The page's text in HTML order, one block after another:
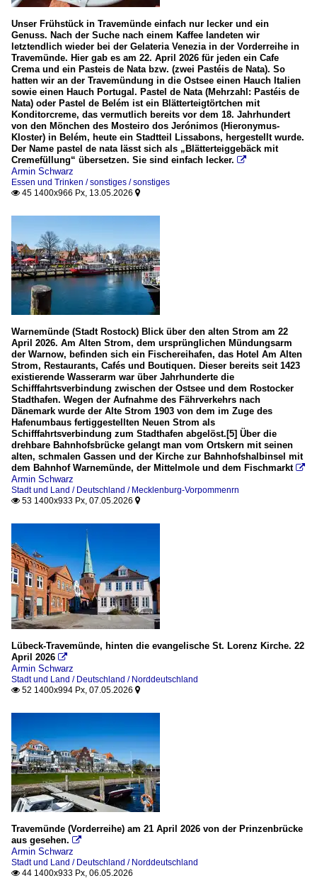
Unser Frühstück in Travemünde einfach nur lecker und ein
Genuss. Nach der Suche nach einem Kaffee landeten wir
letztendlich wieder bei der Gelateria Venezia in der Vorderreihe in
Travemünde. Hier gab es am 22. April 2026 für jeden ein Cafe
Crema und ein Pasteis de Nata bzw. (zwei Pastéis de Nata). So
hatten wir an der Travemündung in die Ostsee einen Hauch Italien
sowie einen Hauch Portugal. Pastel de Nata (Mehrzahl: Pastéis de
Nata) oder Pastel de Belém ist ein Blätterteigtörtchen mit
Konditorcreme, das vermutlich bereits vor dem 18. Jahrhundert
von den Mönchen des Mosteiro dos Jerónimos (Hieronymus-
Kloster) in Belém, heute ein Stadtteil Lissabons, hergestellt wurde.
Der Name pastel de nata lässt sich als „Blätterteiggebäck mit
Cremefüllung“ übersetzen. Sie sind einfach lecker. 
Armin Schwarz
Essen und Trinken / sonstiges / sonstiges
 45 1400x966 Px, 13.05.2026 
Warnemünde (Stadt Rostock) Blick über den alten Strom am 22
April 2026. Am Alten Strom, dem ursprünglichen Mündungsarm
der Warnow, befinden sich ein Fischereihafen, das Hotel Am Alten
Strom, Restaurants, Cafés und Boutiquen. Dieser bereits seit 1423
existierende Wasserarm war über Jahrhunderte die
Schifffahrtsverbindung zwischen der Ostsee und dem Rostocker
Stadthafen. Wegen der Aufnahme des Fährverkehrs nach
Dänemark wurde der Alte Strom 1903 von dem im Zuge des
Hafenumbaus fertiggestellten Neuen Strom als
Schifffahrtsverbindung zum Stadthafen abgelöst.[5] Über die
drehbare Bahnhofsbrücke gelangt man vom Ortskern mit seinen
alten, schmalen Gassen und der Kirche zur Bahnhofshalbinsel mit
dem Bahnhof Warnemünde, der Mittelmole und dem Fischmarkt 
Armin Schwarz
Stadt und Land / Deutschland / Mecklenburg-Vorpommenrn
 53 1400x933 Px, 07.05.2026 
Lübeck-Travemünde, hinten die evangelische St. Lorenz Kirche. 22
April 2026 
Armin Schwarz
Stadt und Land / Deutschland / Norddeutschland
 52 1400x994 Px, 07.05.2026 
Travemünde (Vorderreihe) am 21 April 2026 von der Prinzenbrücke
aus gesehen. 
Armin Schwarz
Stadt und Land / Deutschland / Norddeutschland
 44 1400x933 Px, 06.05.2026